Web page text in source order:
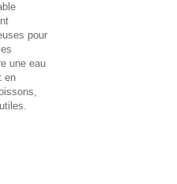
pour
une eau
en